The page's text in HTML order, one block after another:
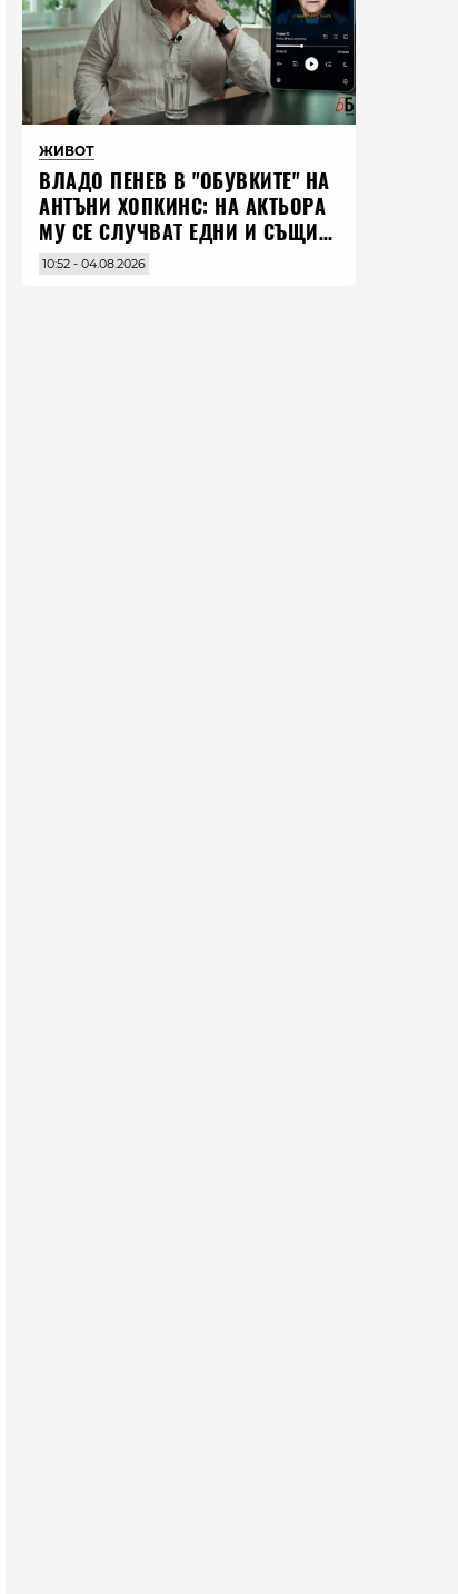
ЖИВОТ
ВЛАДO ПЕНЕВ В "ОБУВКИТЕ" НА
АНТЪНИ ХОПКИНС: НА АКТЬОРА
МУ СЕ СЛУЧВАТ ЕДНИ И СЪЩИ
НЕЩА ПО ЦЕЛИЯ СВЯТ
10:52 - 04.08.2026